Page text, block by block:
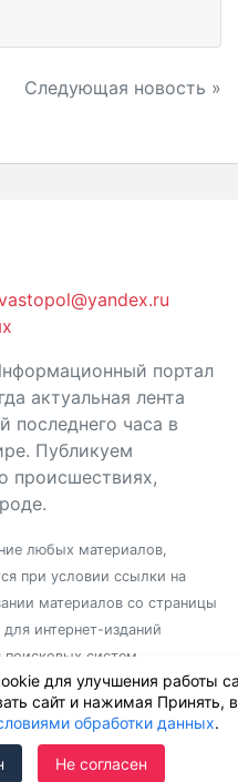
Следующая новость »
портал
актуальная лента
последнего часа в
Публикуем
происшествиях,
любых материалов,
при условии ссылки на
материалов со страницы
интернет-изданий
поисковых систем
или частичного
должна быть размещена в
для улучшения работы
сайт и нажимая Принять,
обработки данных.
Не согласен